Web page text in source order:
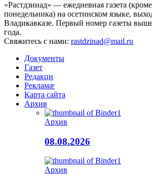
«Растдзинад» — ежедневная газета
понедельника) на осетинском языке,
Владикавказе. Первый номер газеты
года.
Свяжитесь с нами: rastdzinad@mail.ru
Документы
Газет
Редакци
Рекламæ
Карта сайта
Архив
Архив
08.08.2026
Архив